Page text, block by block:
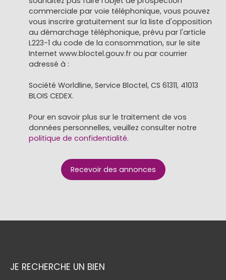
commerciale par voie téléphonique, vous pouvez
vous inscrire gratuitement sur la liste d'opposition
au démarchage téléphonique, prévu par l'article
L223-1 du code de la consommation, sur le site
Internet www.bloctel.gouv.fr ou par courrier
adressé à :
Société Worldline, Service Bloctel, CS 61311, 41013
BLOIS CEDEX.
Pour en savoir plus sur le traitement de vos
données personnelles, veuillez consulter notre
politique de confidentialité.
Recevoir des annonces
JE RECHERCHE UN BIEN